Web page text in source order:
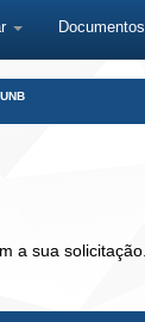
Documentos
a sua solicitação.